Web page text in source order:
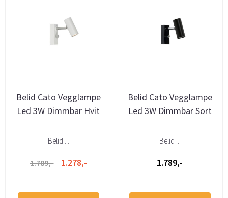
Belid Cato Vegglampe
Led 3W Dimmbar Hvit
Belid ...
1.789,- 1.278,-
Belid Cato Vegglampe
Led 3W Dimmbar Sort
Belid ...
1.789,-